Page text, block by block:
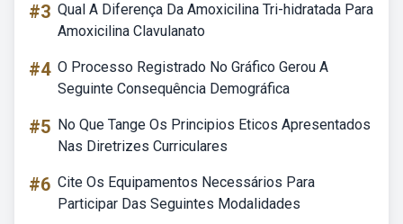
#3 Qual A Diferença Da Amoxicilina Tri-hidratada Para
Amoxicilina Clavulanato
#4 O Processo Registrado No Gráfico Gerou A
Seguinte Consequência Demográfica
#5 No Que Tange Os Principios Eticos Apresentados
Nas Diretrizes Curriculares
#6 Cite Os Equipamentos Necessários Para
Participar Das Seguintes Modalidades